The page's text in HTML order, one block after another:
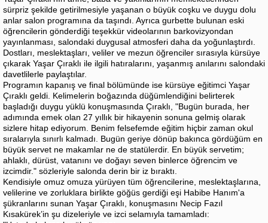
sürpriz şekilde getirilmesiyle yaşanan o büyük coşku ve duygu dolu
anlar salon programına da taşındı. Ayrıca gurbette bulunan eski
öğrencilerin gönderdiği teşekkür videolarının barkovizyondan
yayınlanması, salondaki duygusal atmosferi daha da yoğunlaştırdı.
Dostları, meslektaşları, veliler ve mezun öğrenciler sırasıyla kürsüye
çıkarak Yaşar Çıraklı ile ilgili hatıralarını, yaşanmış anılarını salondaki
davetlilerle paylaştılar.
Programın kapanış ve final bölümünde ise kürsüye eğitimci Yaşar
Çıraklı geldi. Kelimelerin boğazında düğümlendiğini belirterek
başladığı duygu yüklü konuşmasında Çıraklı, "Bugün burada, her
adımında emek olan 27 yıllık bir hikayenin sonuna gelmiş olarak
sizlere hitap ediyorum. Benim felsefemde eğitim hiçbir zaman okul
sıralarıyla sınırlı kalmadı. Bugün geriye dönüp bakınca gördüğüm en
büyük servet ne makamlar ne de statülerdir. En büyük servetim;
ahlaklı, dürüst, vatanını ve doğayı seven binlerce öğrencim ve
izcimdir." sözleriyle salonda derin bir iz bıraktı.
Kendisiyle omuz omuza yürüyen tüm öğrencilerine, meslektaşlarına,
velilerine ve zorluklara birlikte göğüs gerdiği eşi Habibe Hanım'a
şükranlarını sunan Yaşar Çıraklı, konuşmasını Necip Fazıl
Kısakürek’in şu dizeleriyle ve izci selamıyla tamamladı: